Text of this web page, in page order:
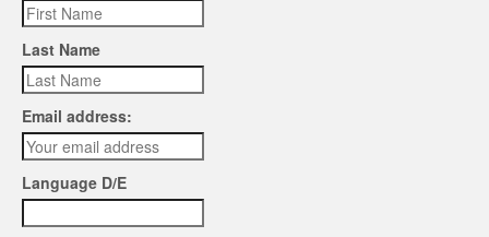
Last Name
Email address:
Language D/E